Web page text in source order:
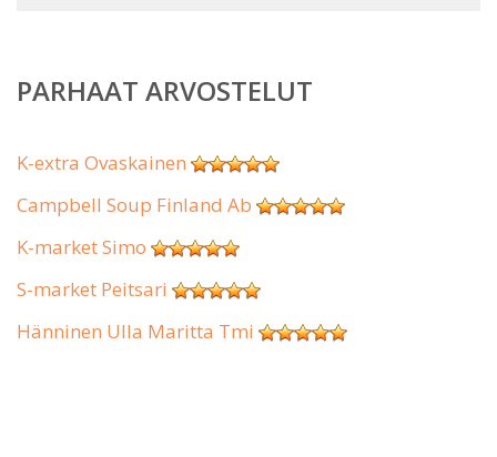
PARHAAT ARVOSTELUT
K-extra Ovaskainen
Campbell Soup Finland Ab
K-market Simo
S-market Peitsari
Hänninen Ulla Maritta Tmi